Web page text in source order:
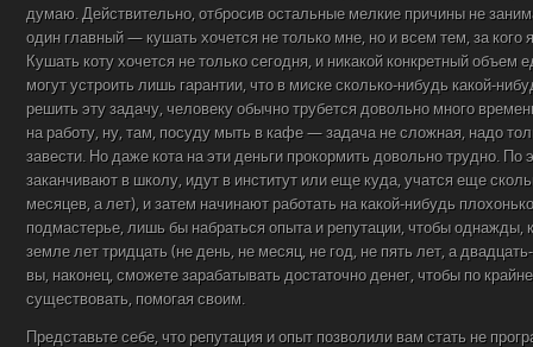
думаю. Действительно, отбросив остальные мелкие причины не
один главный — кушать хочется не только мне, но и всем тем, за кого
Кушать коту хочется не только сегодня, и никакой конкретный объем
могут устроить лишь гарантии, что в миске сколько-нибудь какой-
решить эту задачу, человеку обычно трубется довольно много
на работу, ну, там, посуду мыть в кафе — задача не сложная, надо
завести. Но даже кота на эти деньги прокормить довольно трудно.
заканчивают в школу, идут в институт или еще куда, учатся еще
месяцев, а лет), и затем начинают работать на какой-нибудь
подмастерье, лишь бы набраться опыта и репутации, чтобы однажды,
земле лет тридцать (не день, не месяц, не год, не пять лет, а
вы, наконец, сможете зарабатывать достаточно денег, чтобы по
существовать, помогая своим.
Представьте себе, что репутация и опыт позволили вам стать не